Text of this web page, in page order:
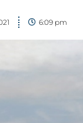
6:09 pm